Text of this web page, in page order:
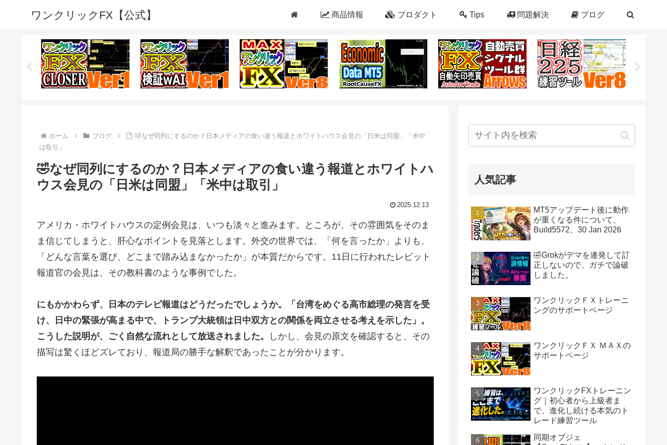
ワンクリックFX【公式】 商品情報 プロダクト Tips 問題解決 ブログ
ホーム ブログ
🤣なぜ同列にするのか？日本メディアの食い違う報道とホワイトハウス会見の「日米は同盟」「米中
は取引」
🤣なぜ同列にするのか？日本メディアの食い違う報道とホワイトハ
ウス会見の「日米は同盟」「米中は取引」
2025.12.13
アメリカ・ホワイトハウスの定例会見は、いつも淡々と進みます。ところが、その雰囲気をそのま
ま信じてしまうと、肝心なポイントを見落とします。外交の世界では、「何を言ったか」よりも、
「どんな言葉を選び、どこまで踏み込まなかったか」が本質だからです。11日に行われたレビット
報道官の会見は、その教科書のような事例でした。
にもかかわらず、日本のテレビ報道はどうだったでしょうか。「台湾をめぐる高市総理の発言を受
け、日中の緊張が高まる中で、トランプ大統領は日中双方との関係を両立させる考えを示した」。
こうした説明が、ごく自然な流れとして放送されました。
しかし、会見の原文を確認すると、その
描写は驚くほどズレており、報道局の勝手な解釈であったことが分かります。
人気記事
MT5アップデート後に動作
が重くなる件について、
Build5572、30 Jan 2026
🤣Grokがデマを連発して訂
正しないので、ガチで論破
しました。
ワンクリックＦＸトレーニ
ングのサポートページ
ワンクリックＦＸ ＭＡＸの
サポートページ
ワンクリックFXトレーニン
グ｜初心者から上級者ま
で、進化し続ける本気のト
レード練習ツール
同期オブジェ